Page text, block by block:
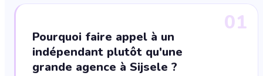
01
Pourquoi faire appel à un
indépendant plutôt qu'une
grande agence à Sijsele ?